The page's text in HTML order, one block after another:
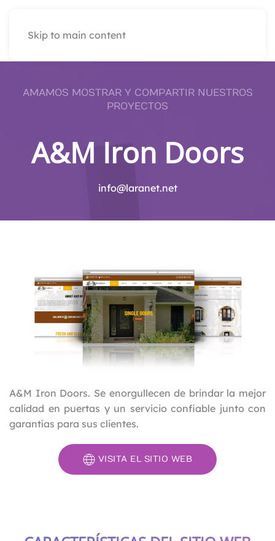
Skip to main content
AMAMOS MOSTRAR Y COMPARTIR NUESTROS
PROYECTOS
A&M Iron Doors
info@laranet.net
A&M Iron Doors. Se enorgullecen de brindar la mejor
calidad en puertas y un servicio confiable junto con
garantías para sus clientes.
VISITA EL SITIO WEB